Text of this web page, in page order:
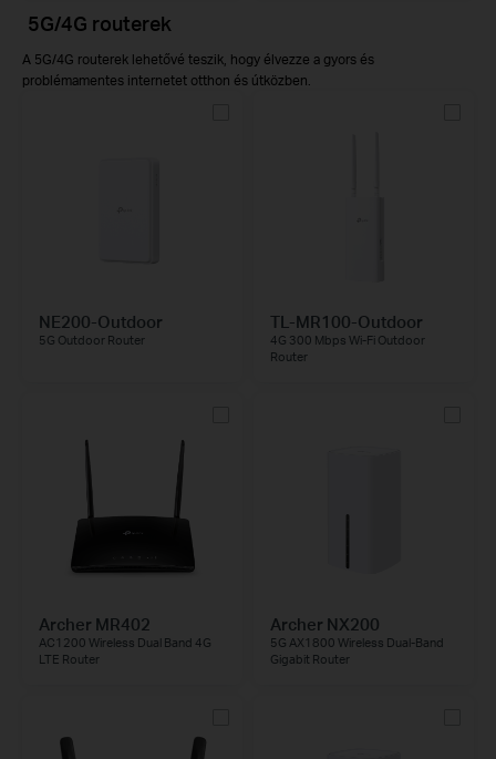
5G/4G routerek
A 5G/4G routerek lehetővé teszik, hogy élvezze a gyors és
problémamentes internetet otthon és útközben.
NE200-Outdoor
5G Outdoor Router
TL-MR100-Outdoor
4G 300 Mbps Wi-Fi Outdoor
Router
Archer MR402
AC1200 Wireless Dual Band 4G
LTE Router
Archer NX200
5G AX1800 Wireless Dual-Band
Gigabit Router